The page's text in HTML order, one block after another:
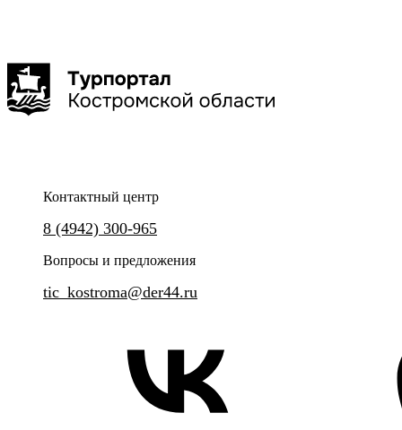
Контактный центр
8 (4942) 300-965
Вопросы и предложения
tic_kostroma@der44.ru